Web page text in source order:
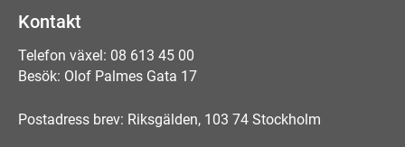
Kontakt
Telefon växel: 08 613 45 00
Besök: Olof Palmes Gata 17
Postadress brev: Riksgälden, 103 74 Stockholm